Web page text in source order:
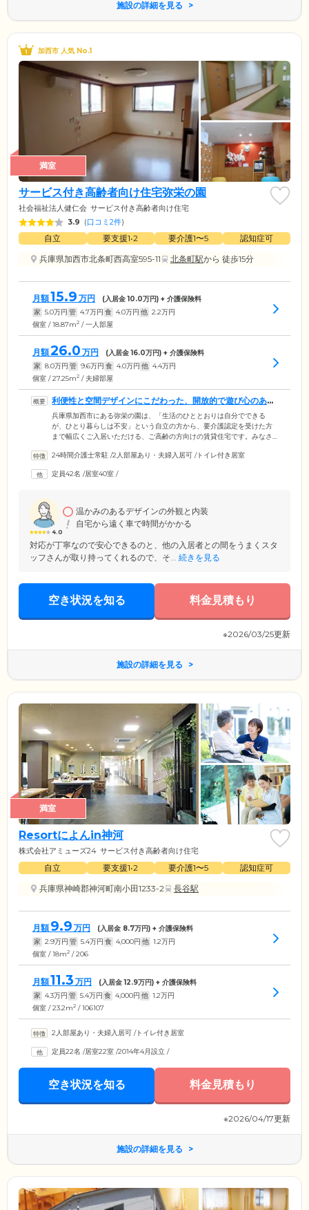
施設の詳細を見る
加西市 人気 No.1
満室
サービス付き高齢者向け住宅弥栄の園
社会福祉法人健仁会 サービス付き高齢者向け住宅
3.9 (口コミ2件)
自立 要支援1•2 要介護1〜5
認知症可
兵庫県加西市北条町西高室595-11
北条町駅から 徒歩15分
月額15.9 万円 (入居金10.0万円) + 介護保険料
家 5.0万円 管 4.7万円 食 4.0万円 他 2.2万円
個室 / 18.87m2 / 一人部屋
月額26.0 万円 (入居金16.0万円) + 介護保険料
家 8.0万円 管 9.6万円 食 4.0万円 他 4.4万円
個室 / 27.25m2 / 夫婦部屋
利便性と空間デザインにこだわった、開放的で遊び心のある
お住まいです
兵庫県加西市にある弥栄の園は、「生活のひととおりは自分でできる
が、ひとり暮らしは不安」という自立の方から、要介護認定を受けた方
まで幅広くご入居いただける、ご高齢の方向けの賃貸住宅です。みなさ
心とさりげないおしゃれを追求した空間づくりにこだわっております。
ーを設定した完全個室のお部屋で気持ちのおもむくまま、ゆったりとお
す。
24時間介護士常駐 /2人部屋あり・夫婦入居可 /トイレ付き居室
定員42名 /居室40室 /
4.0
温かみのあるデザインの外観と内装
自宅から遠く車で時間がかかる
対応が丁寧なので安心できるのと、他の入居者との間をうまくスタ
ッフさんが取り持ってくれるので、そ... 続きを見る
空き状況を知る 料金見積もり
※2026/03/25更新
施設の詳細を見る
満室
Resortによんin神河
株式会社アミューズ24 サービス付き高齢者向け住宅
自立 要支援1•2 要介護1〜5
認知症可
兵庫県神崎郡神河町南小田1233-2
長谷駅
月額 9.9 万円 (入居金 8.7万円) + 介護保険料
家 2.9万円 管 5.4万円 食 4,000円 他 1.2万円
個室 / 18m2 / 206
月額11.3 万円 (入居金12.9万円) + 介護保険料
家 4.3万円 管 5.4万円 食 4,000円 他 1.2万円
個室 / 23.2m2 / 106107
2人部屋あり・夫婦入居可 /トイレ付き居室
定員22名 /居室22室 /2014年4月設立 /
空き状況を知る 料金見積もり
※2026/04/17更新
施設の詳細を見る